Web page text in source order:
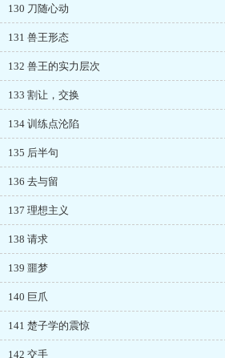
130 刀随心动
131 兽王形态
132 兽王的实力层次
133 割让，交换
134 训练点沦陷
135 后半句
136 去与留
137 理想主义
138 请求
139 噩梦
140 巨爪
141 楚子学的震惊
142 交手